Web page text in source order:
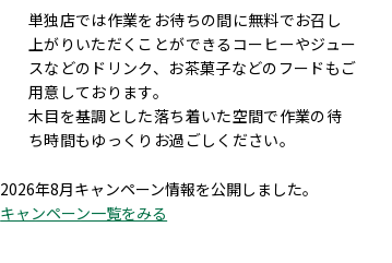
単独店では作業をお待ちの間に無料でお召し
上がりいただくことができるコーヒーやジュー
スなどのドリンク、お茶菓子などのフードもご
用意しております。
木目を基調とした落ち着いた空間で作業の待
ち時間もゆっくりお過ごしください。
2026年8月キャンペーン情報を公開しました。
キャンペーン一覧をみる